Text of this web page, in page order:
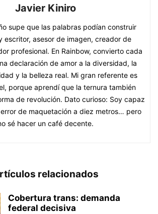
Javier Kiniro
supe que las palabras podían construir
escritor, asesor de imagen, creador de
profesional. En Rainbow, convierto cada
declaración de amor a la diversidad, la
y la belleza real. Mi gran referente es
porque aprendí que la ternura también
de revolución. Dato curioso: Soy capaz
de maquetación a diez metros… pero
sé hacer un café decente.
relacionados
Cobertura trans: demanda
federal decisiva